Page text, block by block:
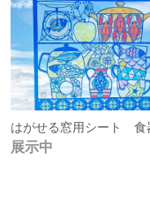
展示中